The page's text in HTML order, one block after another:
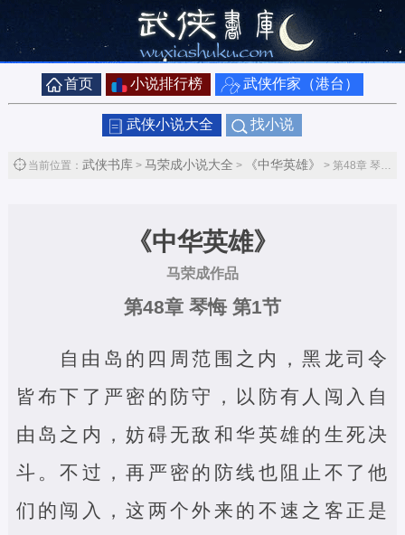
首页 小说排行榜 武侠作家（港台）
武侠小说大全 找小说
当前位置： 武侠书库> 马荣成小说大全 > 《中华英雄》 > 第48章 琴悔第1节
《中华英雄》
马荣成作品
第48章 琴悔 第1节
自由岛的四周范围之内，黑龙司令
皆布下了严密的防守，以防有人闯入自
由岛之内，妨碍无敌和华英雄的生死决
斗。不过，再严密的防线也阻止不了他
们的闯入，这两个外来的不速之客正是